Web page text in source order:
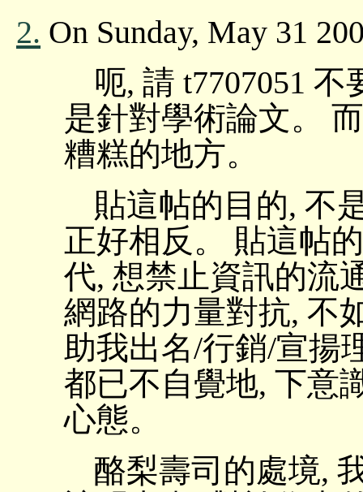
2. On Sunday, May 31
呃, 請 t7707051
是針對學術論文。
糟糕的地方。
貼這帖的目的, 不
正好相反。 貼這帖
代, 想禁止資訊的流
網路的力量對抗, 不
助我出名/行銷/宣揚
都已不自覺地, 下意
心態。
酪梨壽司的處境,